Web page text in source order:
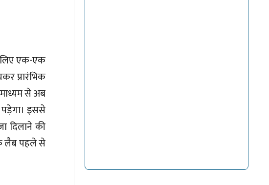
लिए एक-एक
प्रारंभिक
से अब
इससे
दिलाने की
लैब पहले से